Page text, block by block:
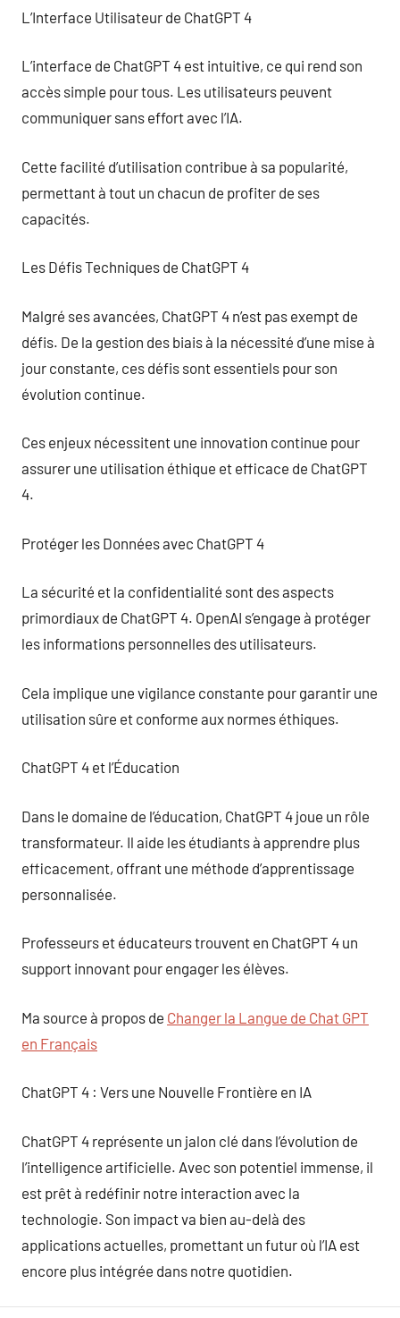
L’Interface Utilisateur de ChatGPT 4
L’interface de ChatGPT 4 est intuitive, ce qui rend son
accès simple pour tous. Les utilisateurs peuvent
communiquer sans effort avec l’IA.
Cette facilité d’utilisation contribue à sa popularité,
permettant à tout un chacun de profiter de ses
capacités.
Les Défis Techniques de ChatGPT 4
Malgré ses avancées, ChatGPT 4 n’est pas exempt de
défis. De la gestion des biais à la nécessité d’une mise à
jour constante, ces défis sont essentiels pour son
évolution continue.
Ces enjeux nécessitent une innovation continue pour
assurer une utilisation éthique et efficace de ChatGPT
4.
Protéger les Données avec ChatGPT 4
La sécurité et la confidentialité sont des aspects
primordiaux de ChatGPT 4. OpenAI s’engage à protéger
les informations personnelles des utilisateurs.
Cela implique une vigilance constante pour garantir une
utilisation sûre et conforme aux normes éthiques.
ChatGPT 4 et l’Éducation
Dans le domaine de l’éducation, ChatGPT 4 joue un rôle
transformateur. Il aide les étudiants à apprendre plus
efficacement, offrant une méthode d’apprentissage
personnalisée.
Professeurs et éducateurs trouvent en ChatGPT 4 un
support innovant pour engager les élèves.
Ma source à propos de Changer la Langue de Chat GPT
en Français
ChatGPT 4 : Vers une Nouvelle Frontière en IA
ChatGPT 4 représente un jalon clé dans l’évolution de
l’intelligence artificielle. Avec son potentiel immense, il
est prêt à redéfinir notre interaction avec la
technologie. Son impact va bien au-delà des
applications actuelles, promettant un futur où l’IA est
encore plus intégrée dans notre quotidien.